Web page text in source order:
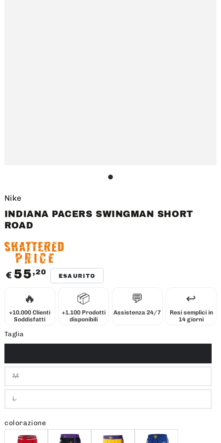
1
Nike
INDIANA PACERS SWINGMAN SHORT
ROAD
Prezzo
€ 55 ,20 ESAURITO
🔥
+10.000 Clienti
Soddisfatti
📦
+1.100 Prodotti
disponibili
💬
Assistenza 24/7
↩️
Resi semplici in
14 giorni
Taglia
M
L
colorazione